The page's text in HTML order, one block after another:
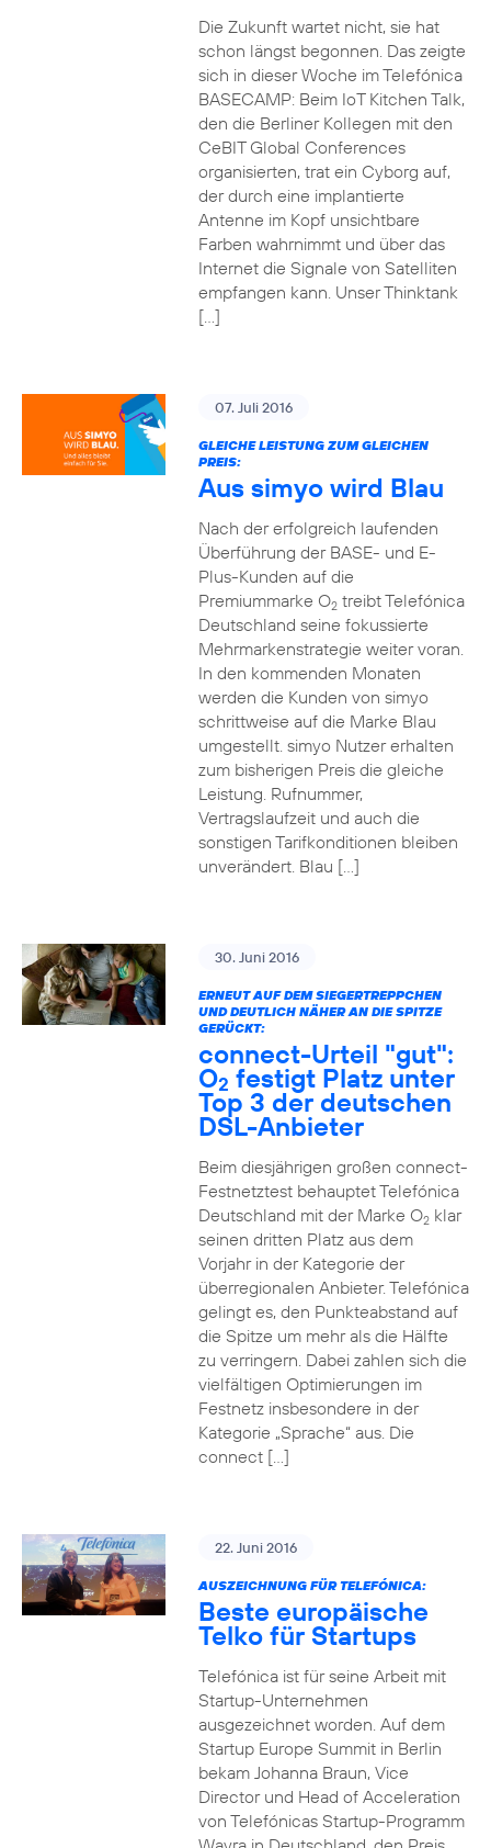
Die Zukunft wartet nicht, sie hat
schon längst begonnen. Das zeigte
sich in dieser Woche im Telefónica
BASECAMP: Beim IoT Kitchen Talk,
den die Berliner Kollegen mit den
CeBIT Global Conferences
organisierten, trat ein Cyborg auf,
der durch eine implantierte
Antenne im Kopf unsichtbare
Farben wahrnimmt und über das
Internet die Signale von Satelliten
empfangen kann. Unser Thinktank
[…]
07. Juli 2016
GLEICHE LEISTUNG ZUM GLEICHEN
PREIS:
Aus simyo wird Blau
Nach der erfolgreich laufenden
Überführung der BASE- und E-
Plus-Kunden auf die
Premiummarke O2treibt Telefónica
Deutschland seine fokussierte
Mehrmarkenstrategie weiter voran.
In den kommenden Monaten
werden die Kunden von simyo
schrittweise auf die Marke Blau
umgestellt. simyo Nutzer erhalten
zum bisherigen Preis die gleiche
Leistung. Rufnummer,
Vertragslaufzeit und auch die
sonstigen Tarifkonditionen bleiben
unverändert. Blau […]
30. Juni 2016
ERNEUT AUF DEM SIEGERTREPPCHEN
UND DEUTLICH NÄHER AN DIE SPITZE
GERÜCKT:
connect-Urteil "gut":
O2 festigt Platz unter
Top 3 der deutschen
DSL-Anbieter
Beim diesjährigen großen connect-
Festnetztest behauptet Telefónica
Deutschland mit der Marke O2klar
seinen dritten Platz aus dem
Vorjahr in der Kategorie der
überregionalen Anbieter. Telefónica
gelingt es, den Punkteabstand auf
die Spitze um mehr als die Hälfte
zu verringern. Dabei zahlen sich die
vielfältigen Optimierungen im
Festnetz insbesondere in der
Kategorie „Sprache“ aus. Die
connect […]
22. Juni 2016
AUSZEICHNUNG FÜR TELEFÓNICA:
Beste europäische
Telko für Startups
Telefónica ist für seine Arbeit mit
Startup-Unternehmen
ausgezeichnet worden. Auf dem
Startup Europe Summit in Berlin
bekam Johanna Braun, Vice
Director und Head of Acceleration
von Telefónicas Startup-Programm